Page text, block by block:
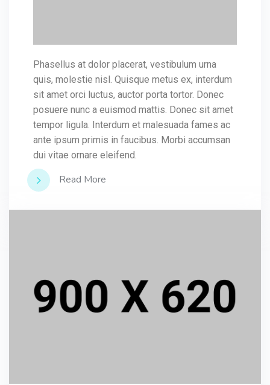
Phasellus at dolor placerat, vestibulum urna
quis, molestie nisl. Quisque metus ex, interdum
sit amet orci luctus, auctor porta tortor. Donec
posuere nunc a euismod mattis. Donec sit amet
tempor ligula. Interdum et malesuada fames ac
ante ipsum primis in faucibus. Morbi accumsan
dui vitae ornare eleifend.
Read More